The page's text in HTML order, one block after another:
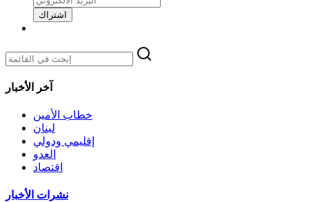
اشتراك
آخر الأخبار
خطاب الأمين
لبنان
إقليمي ودولي
العدو
اقتصاد
نشرات الأخبار